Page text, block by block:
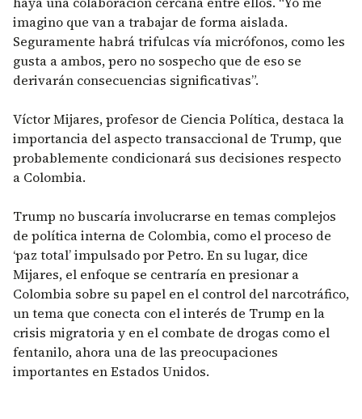
imagino que van a trabajar de forma aislada.
Seguramente habrá trifulcas vía micrófonos, como les
gusta a ambos, pero no sospecho que de eso se
derivarán consecuencias significativas”.
Víctor Mijares, profesor de Ciencia Política, destaca la
importancia del aspecto transaccional de Trump, que
probablemente condicionará sus decisiones respecto
a Colombia.
Trump no buscaría involucrarse en temas complejos
de política interna de Colombia, como el proceso de
‘paz total’ impulsado por Petro. En su lugar, dice
Mijares, el enfoque se centraría en presionar a
Colombia sobre su papel en el control del narcotráfico,
un tema que conecta con el interés de Trump en la
crisis migratoria y en el combate de drogas como el
fentanilo, ahora una de las preocupaciones
importantes en Estados Unidos.